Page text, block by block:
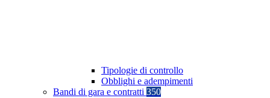
Tipologie di controllo
Obblighi e adempimenti
Bandi di gara e contratti 350